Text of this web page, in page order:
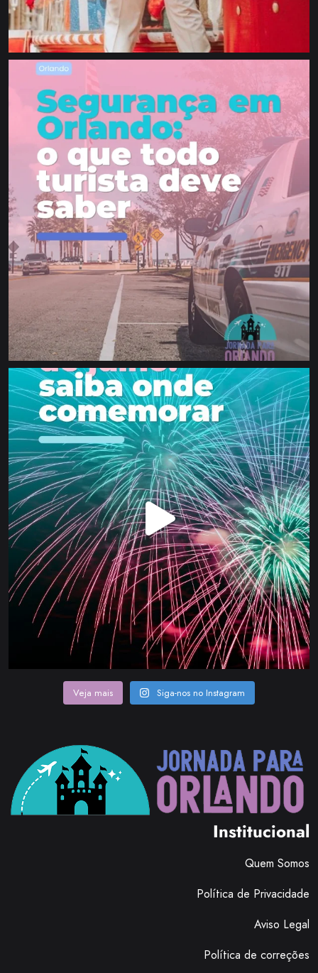
Veja mais Siga-nos no Instagram
Institucional
Quem Somos
Política de Privacidade
Aviso Legal
Política de correções